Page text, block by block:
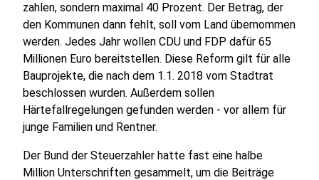
zahlen, sondern maximal 40 Prozent. Der Betrag, der
den Kommunen dann fehlt, soll vom Land übernommen
werden. Jedes Jahr wollen CDU und FDP dafür 65
Millionen Euro bereitstellen. Diese Reform gilt für alle
Bauprojekte, die nach dem 1.1. 2018 vom Stadtrat
beschlossen wurden. Außerdem sollen
Härtefallregelungen gefunden werden - vor allem für
junge Familien und Rentner.
Der Bund der Steuerzahler hatte fast eine halbe
Million Unterschriften gesammelt, um die Beiträge